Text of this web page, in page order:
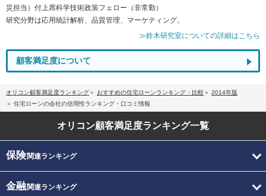
災担当）付上席科学技術政策フェロー（非常勤）
研究分野は応用統計解析、品質管理、マーケティング。
≫鈴木研究室についての詳細はこちら
顧客満足度について
オリコン顧客満足度ランキング おすすめの住宅ローンランキング・比較
2014年版
住宅ローンの会社の信用性ランキング・口コミ情報
オリコン顧客満足度ランキング一覧
保険関連ランキング
金融関連ランキング